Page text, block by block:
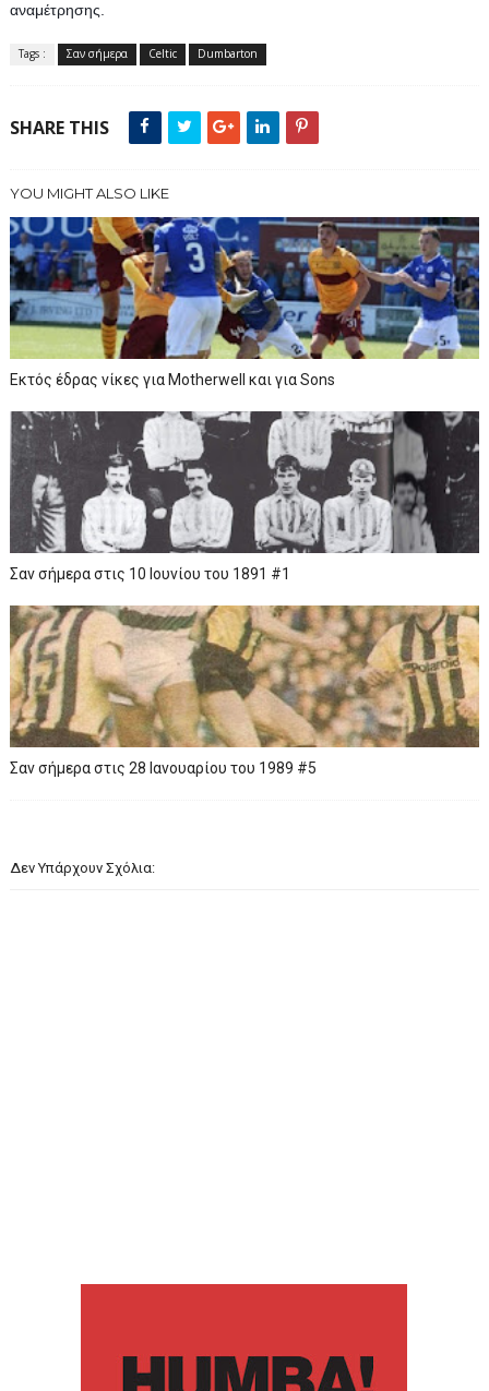
αναμέτρησης.
Tags : Σαν σήμερα Celtic Dumbarton
SHARE THIS
YOU MIGHT ALSO LIKE
Εκτός έδρας νίκες για Motherwell και για Sons
Σαν σήμερα στις 10 Ιουνίου του 1891 #1
Σαν σήμερα στις 28 Ιανουαρίου του 1989 #5
Δεν Υπάρχουν Σχόλια: